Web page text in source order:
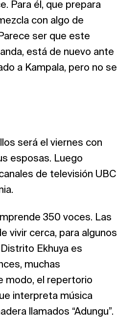
Para él, que prepara
con algo de
ser que este
está de nuevo ante
a Kampala, pero no se
será el viernes con
esposas. Luego
de televisión UBC
350 voces. Las
vivir cerca, para algunos
Ekhuya es
muchas
modo, el repertorio
interpreta música
llamados “Adungu”.